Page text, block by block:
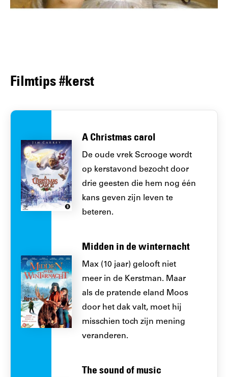
Filmtips #kerst
A Christmas carol
De oude vrek Scrooge wordt
op kerstavond bezocht door
drie geesten die hem nog één
kans geven zijn leven te
beteren.
Midden in de winternacht
Max (10 jaar) gelooft niet
meer in de Kerstman. Maar
als de pratende eland Moos
door het dak valt, moet hij
misschien toch zijn mening
veranderen.
The sound of music